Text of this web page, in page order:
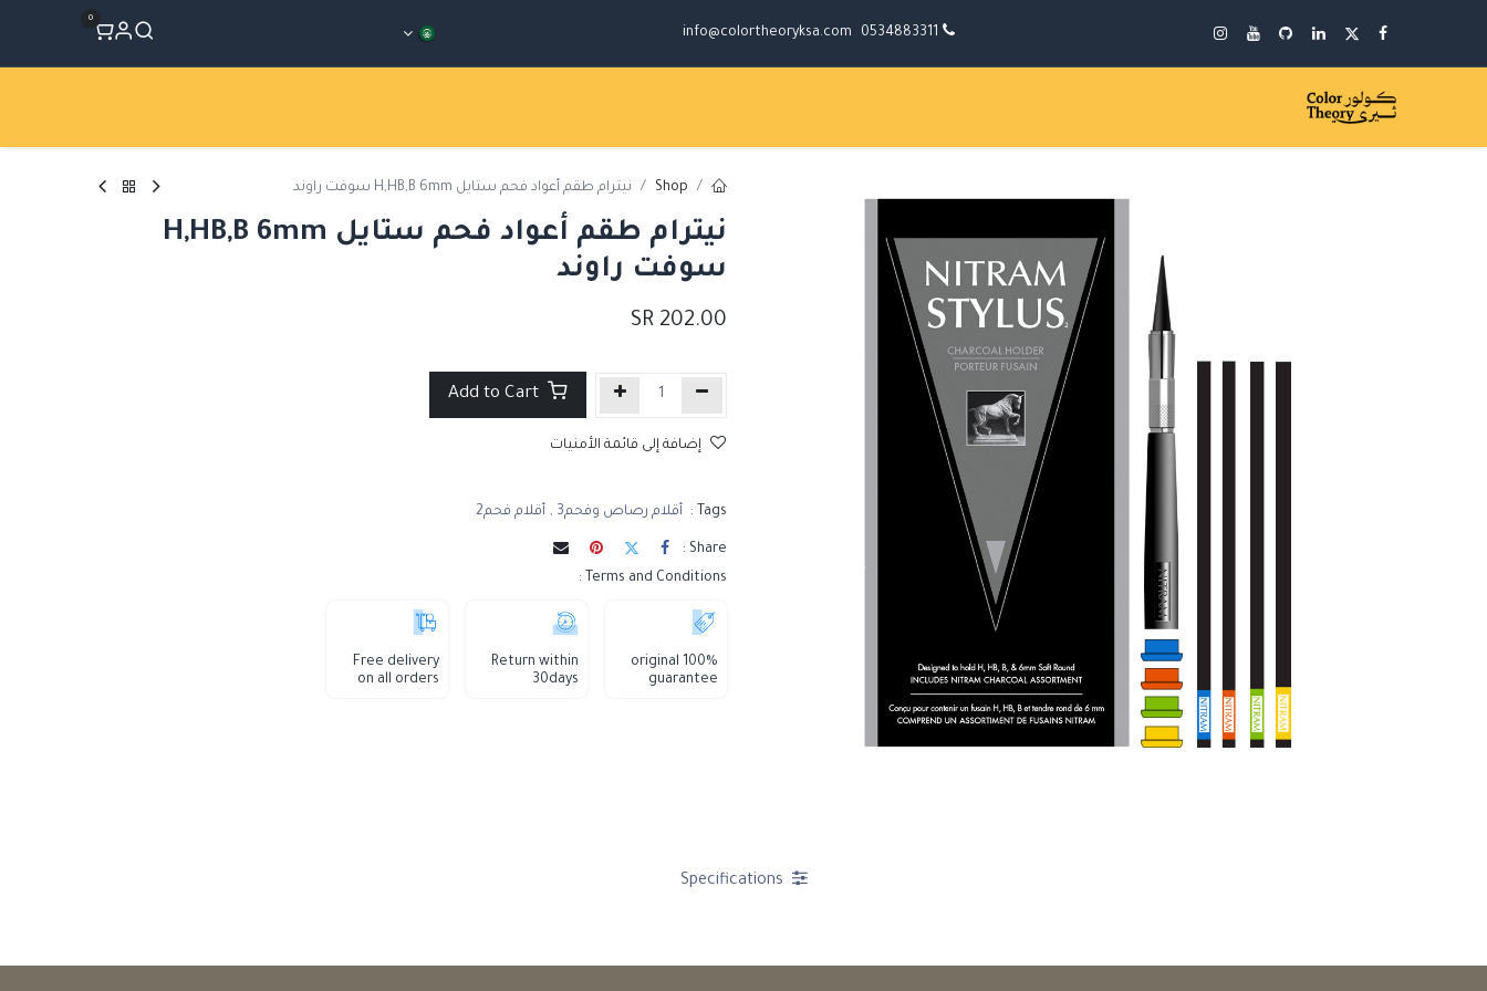
0534883311
info@colortheoryksa.com
0
Shop نيترام طقم أعواد فحم ستايل H,HB,B 6mm سوفت راوند
نيترام طقم أعواد فحم ستايل H,HB,B 6mm
سوفت راوند
202.00
Add to Cart
إضافة إلى قائمة الأمنيات
Tags : أقلام رصاص وفحم3 , أقلام فحم2
Share :
Terms and Conditions :
100% original
guarantee
Return within
30days
Free delivery
on all orders